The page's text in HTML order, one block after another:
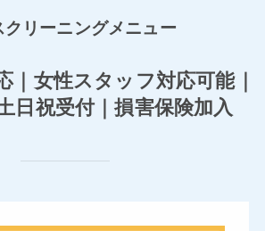
クリーニングメニュー
｜女性スタッフ対応可能｜
日祝受付｜損害保険加入